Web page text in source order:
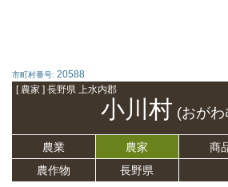
市町村番号: 20588
[ 農家 ] 長野県 上水内郡
小川村 (おがわ
農業 農家 商
農作物
長野県